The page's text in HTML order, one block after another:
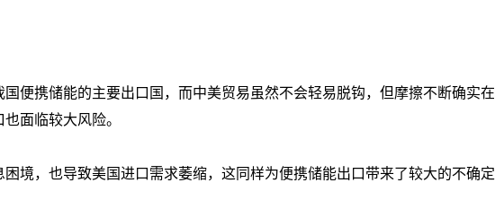
便携储能的主要出口国，而中美贸易虽然不会轻易脱钩，但摩擦不断确实在
面临较大风险。
境，也导致美国进口需求萎缩，这同样为便携储能出口带来了较大的不确定